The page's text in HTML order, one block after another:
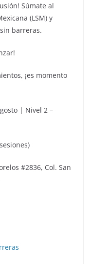
Súmate al
(LSM) y
barreras.
¡es momento
| Nivel 2 –
#2836, Col. San